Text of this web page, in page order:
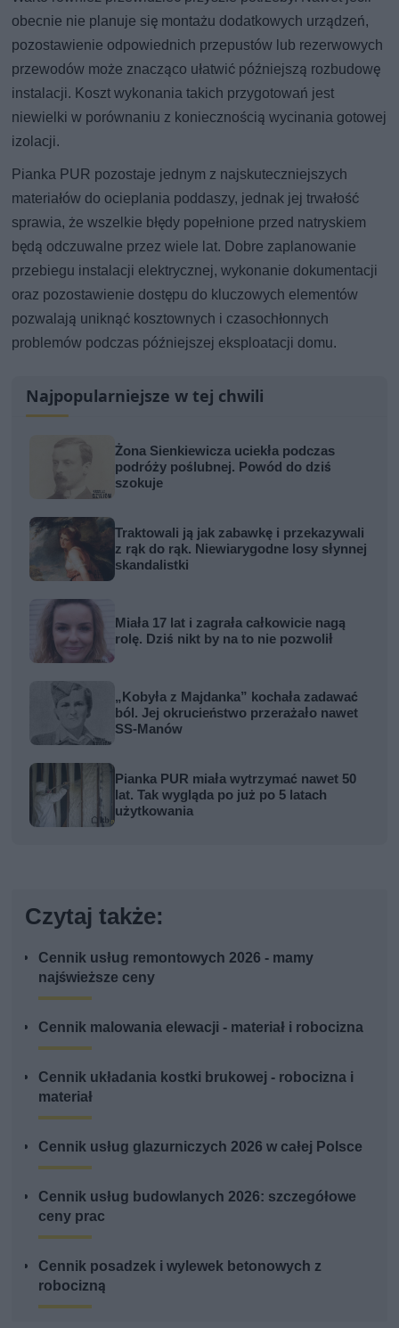
obecnie nie planuje się montażu dodatkowych urządzeń,
pozostawienie odpowiednich przepustów lub rezerwowych
przewodów może znacząco ułatwić późniejszą rozbudowę
instalacji. Koszt wykonania takich przygotowań jest
niewielki w porównaniu z koniecznością wycinania gotowej
izolacji.
Pianka PUR pozostaje jednym z najskuteczniejszych
materiałów do ocieplania poddaszy, jednak jej trwałość
sprawia, że wszelkie błędy popełnione przed natryskiem
będą odczuwalne przez wiele lat. Dobre zaplanowanie
przebiegu instalacji elektrycznej, wykonanie dokumentacji
oraz pozostawienie dostępu do kluczowych elementów
pozwalają uniknąć kosztownych i czasochłonnych
problemów podczas późniejszej eksploatacji domu.
Najpopularniejsze w tej chwili
Żona Sienkiewicza uciekła podczas
podróży poślubnej. Powód do dziś
szokuje
Traktowali ją jak zabawkę i przekazywali
z rąk do rąk. Niewiarygodne losy słynnej
skandalistki
Miała 17 lat i zagrała całkowicie nagą
rolę. Dziś nikt by na to nie pozwolił
„Kobyła z Majdanka” kochała zadawać
ból. Jej okrucieństwo przerażało nawet
SS-Manów
Pianka PUR miała wytrzymać nawet 50
lat. Tak wygląda po już po 5 latach
użytkowania
Czytaj także:
Cennik usług remontowych 2026 - mamy
najświeższe ceny
Cennik malowania elewacji - materiał i robocizna
Cennik układania kostki brukowej - robocizna i
materiał
Cennik usług glazurniczych 2026 w całej Polsce
Cennik usług budowlanych 2026: szczegółowe
ceny prac
Cennik posadzek i wylewek betonowych z
robocizną